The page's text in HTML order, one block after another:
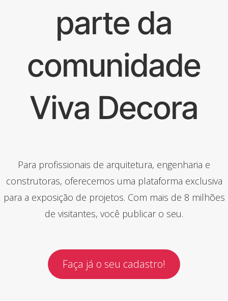
parte da
comunidade
Viva Decora
Para profissionais de arquitetura, engenharia e
construtoras, oferecemos uma plataforma exclusiva
para a exposição de projetos. Com mais de 8 milhões
de visitantes, você publicar o seu.
Faça já o seu cadastro!